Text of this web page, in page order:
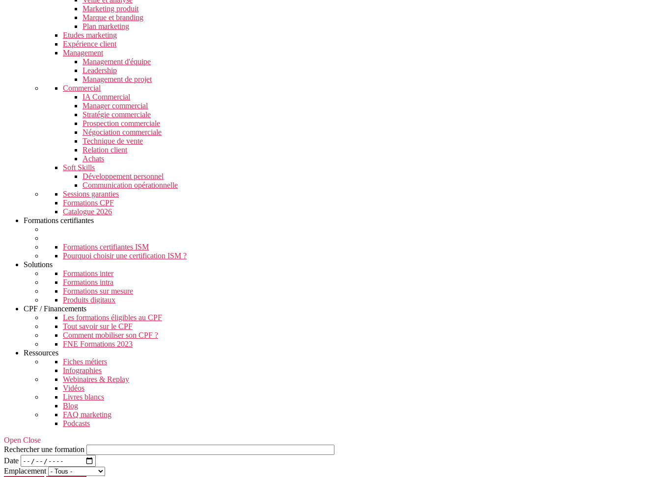
Marketing produit
Marque et branding
Plan marketing
Etudes marketing
Expérience client
Management
Management d'équipe
Leadership
Management de projet
Commercial
IA Commercial
Manager commercial
Stratégie commerciale
Prospection commerciale
Négociation commerciale
Technique de vente
Relation client
Achats
Soft Skills
Développement personnel
Communication opérationnelle
Sessions garanties
Formations CPF
Catalogue 2026
Formations certifiantes
Formations certifiantes ISM
Pourquoi choisir une certification ISM ?
Solutions
Formations inter
Formations intra
Formations sur mesure
Produits digitaux
CPF / Financements
Les formations éligibles au CPF
Tout savoir sur le CPF
Comment mobiliser son CPF ?
FNE Formations 2023
Ressources
Fiches métiers
Infographies
Webinaires & Replay
Vidéos
Livres blancs
Blog
FAQ marketing
Podcasts
Open Close
Rechercher une formation
Date
Emplacement